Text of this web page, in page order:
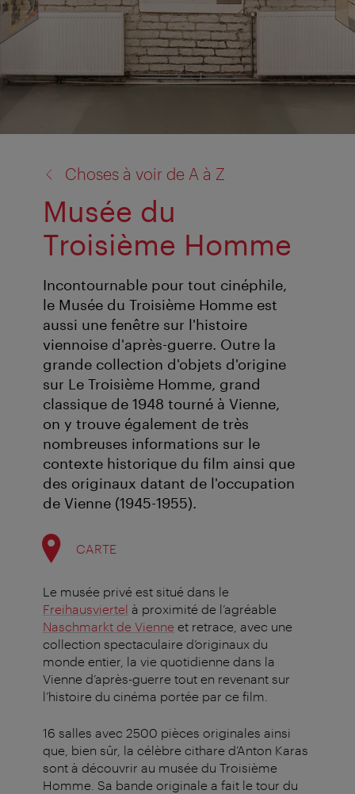
Choses à voir de A à Z
Musée du
Troisième Homme
Incontournable pour tout cinéphile,
le Musée du Troisième Homme est
aussi une fenêtre sur l'histoire
viennoise d'après-guerre. Outre la
grande collection d'objets d'origine
sur Le Troisième Homme, grand
classique de 1948 tourné à Vienne,
on y trouve également de très
nombreuses informations sur le
contexte historique du film ainsi que
des originaux datant de l'occupation
de Vienne (1945-1955).
CARTE
Le musée privé est situé dans le
Freihausviertel à proximité de l’agréable
Naschmarkt de Vienne et retrace, avec une
collection spectaculaire d’originaux du
monde entier, la vie quotidienne dans la
Vienne d’après-guerre tout en revenant sur
l’histoire du cinéma portée par ce film.
16 salles avec 2500 pièces originales ainsi
que, bien sûr, la célèbre cithare d’Anton Karas
sont à découvrir au musée du Troisième
Homme. Sa bande originale a fait le tour du